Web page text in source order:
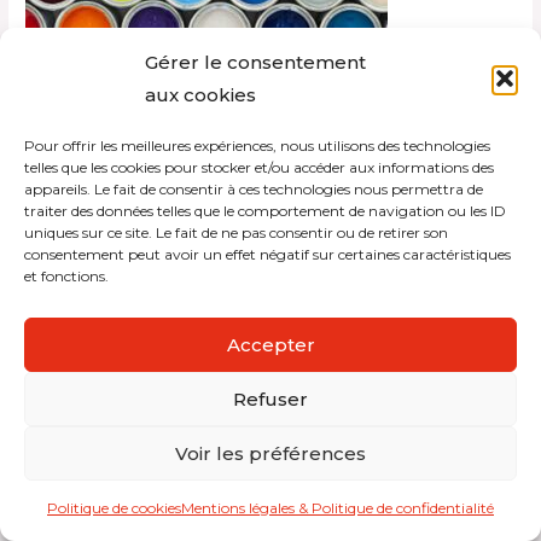
Gérer le consentement
aux cookies
Pour offrir les meilleures expériences, nous utilisons des technologies
telles que les cookies pour stocker et/ou accéder aux informations des
appareils. Le fait de consentir à ces technologies nous permettra de
traiter des données telles que le comportement de navigation ou les ID
uniques sur ce site. Le fait de ne pas consentir ou de retirer son
consentement peut avoir un effet négatif sur certaines caractéristiques
et fonctions.
Accepter
Refuser
Voir les préférences
Politique de cookiesMentions légales & Politique de confidentialité
Copyright © 2026 Interdistribution
Mentions légales et politique de confidentialité